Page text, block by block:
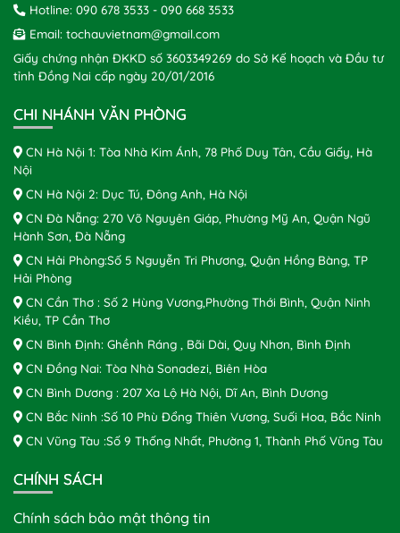
Hotline: 090 678 3533 - 090 668 3533
Email: tochauvietnam@gmail.com
Giấy chứng nhận ĐKKD số 3603349269 do Sở Kế hoạch và Đầu tư
tỉnh Đồng Nai cấp ngày 20/01/2016
CHI NHÁNH VĂN PHÒNG
CN Hà Nội 1: Tòa Nhà Kim Ánh, 78 Phố Duy Tân, Cầu Giấy, Hà
Nội
CN Hà Nội 2: Dục Tú, Đông Anh, Hà Nội
CN Đà Nẵng: 270 Võ Nguyên Giáp, Phường Mỹ An, Quận Ngũ
Hành Sơn, Đà Nẵng
CN Hải Phòng:Số 5 Nguyễn Tri Phương, Quận Hồng Bàng, TP
Hải Phòng
CN Cần Thơ : Số 2 Hùng Vương,Phường Thới Bình, Quận Ninh
Kiều, TP Cần Thơ
CN Bình Định: Ghềnh Ráng , Bãi Dài, Quy Nhơn, Bình Định
CN Đồng Nai: Tòa Nhà Sonadezi, Biên Hòa
CN Bình Dương : 207 Xa Lộ Hà Nội, Dĩ An, Bình Dương
CN Bắc Ninh :Số 10 Phù Đổng Thiên Vương, Suối Hoa, Bắc Ninh
CN Vũng Tàu :Số 9 Thống Nhất, Phường 1, Thành Phố Vũng Tàu
CHÍNH SÁCH
Chính sách bảo mật thông tin